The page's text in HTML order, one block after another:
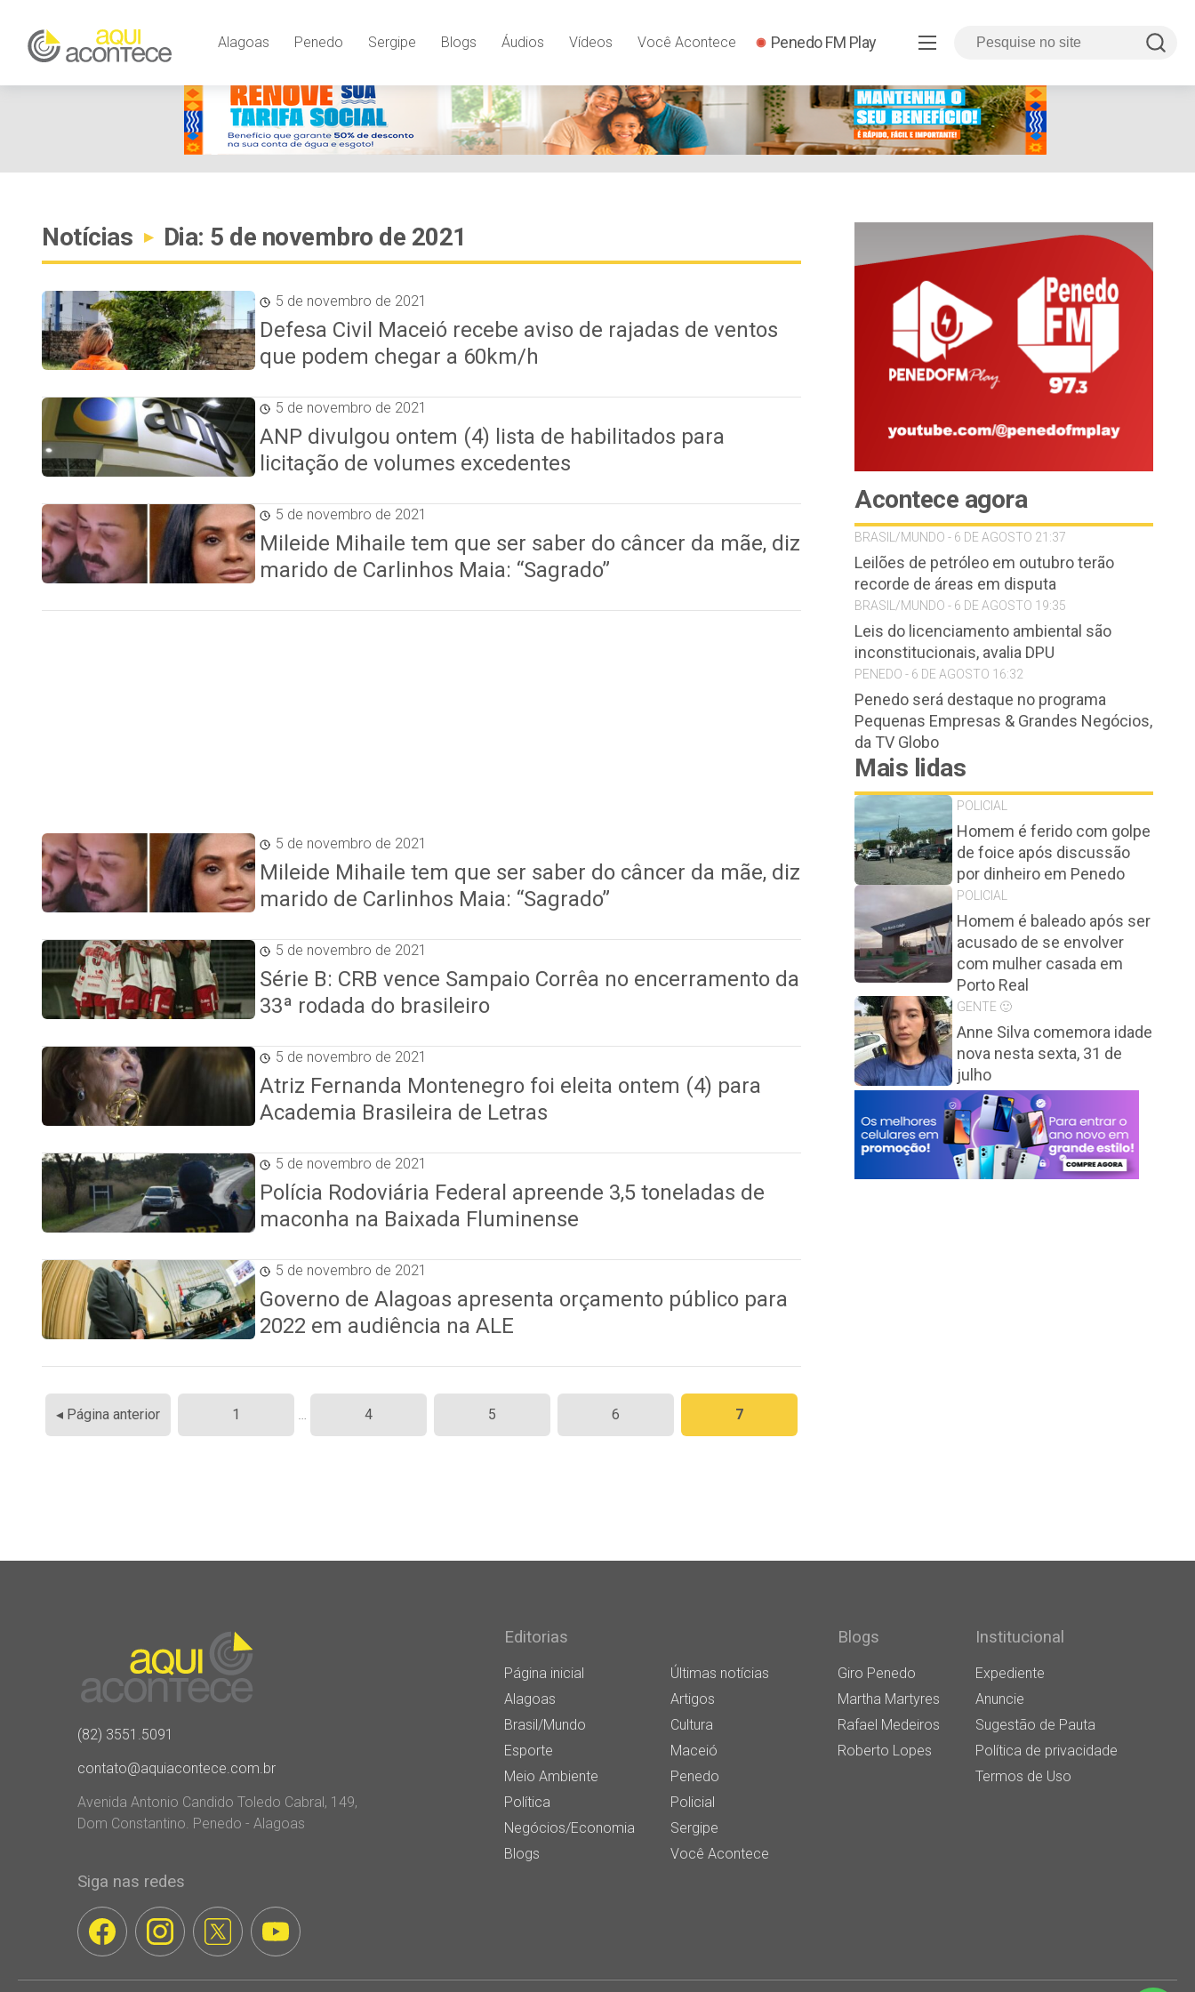
Alagoas Penedo Sergipe Blogs Áudios Vídeos Você Acontece Penedo FM Play
Notícias ▸ Dia: 5 de novembro de 2021
5 de novembro de 2021
Defesa Civil Maceió recebe aviso de rajadas de ventos
que podem chegar a 60km/h
5 de novembro de 2021
ANP divulgou ontem (4) lista de habilitados para
licitação de volumes excedentes
5 de novembro de 2021
Mileide Mihaile tem que ser saber do câncer da mãe, diz
marido de Carlinhos Maia: “Sagrado”
5 de novembro de 2021
Mileide Mihaile tem que ser saber do câncer da mãe, diz
marido de Carlinhos Maia: “Sagrado”
5 de novembro de 2021
Série B: CRB vence Sampaio Corrêa no encerramento da
33ª rodada do brasileiro
5 de novembro de 2021
Atriz Fernanda Montenegro foi eleita ontem (4) para
Academia Brasileira de Letras
5 de novembro de 2021
Polícia Rodoviária Federal apreende 3,5 toneladas de
maconha na Baixada Fluminense
5 de novembro de 2021
Governo de Alagoas apresenta orçamento público para
2022 em audiência na ALE
Paginação
de
◂ Página anterior 1 … 4 5 6 7
Acontece agora
BRASIL/MUNDO - 6 DE AGOSTO 21:37
Leilões de petróleo em outubro terão
recorde de áreas em disputa
BRASIL/MUNDO - 6 DE AGOSTO 19:35
Leis do licenciamento ambiental são
inconstitucionais, avalia DPU
PENEDO - 6 DE AGOSTO 16:32
Penedo será destaque no programa
Pequenas Empresas & Grandes Negócios,
da TV Globo
Mais lidas
POLICIAL
Homem é ferido com golpe
de foice após discussão
por dinheiro em Penedo
POLICIAL
Homem é baleado após ser
acusado de se envolver
com mulher casada em
Porto Real
GENTE 🙂
Anne Silva comemora idade
nova nesta sexta, 31 de
julho
(82) 3551.5091
contato@aquiacontece.com.br
Avenida Antonio Candido Toledo Cabral, 149,
Dom Constantino. Penedo - Alagoas
Siga nas redes
Editorias
Página inicial
Últimas notícias
Alagoas
Artigos
Brasil/Mundo
Cultura
Esporte
Maceió
Meio Ambiente
Penedo
Política
Policial
Negócios/Economia
Sergipe
Blogs
Você Acontece
Blogs
Giro Penedo
Martha Martyres
Rafael Medeiros
Roberto Lopes
Institucional
Expediente
Anuncie
Sugestão de Pauta
Política de privacidade
Termos de Uso